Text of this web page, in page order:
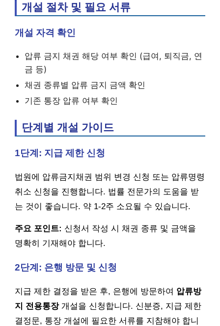
개설 절차 및 필요 서류
개설 자격 확인
압류 금지 채권 해당 여부 확인 (급여, 퇴직금, 연
금 등)
채권 종류별 압류 금지 금액 확인
기존 통장 압류 여부 확인
단계별 개설 가이드
1단계: 지급 제한 신청
법원에 압류금지채권 범위 변경 신청 또는 압류명령
취소 신청을 진행합니다. 법률 전문가의 도움을 받
는 것이 좋습니다. 약 1-2주 소요될 수 있습니다.
주요 포인트: 신청서 작성 시 채권 종류 및 금액을
명확히 기재해야 합니다.
2단계: 은행 방문 및 신청
지급 제한 결정을 받은 후, 은행에 방문하여 압류방
지 전용통장개설을 신청합니다. 신분증, 지급 제한
결정문, 통장 개설에 필요한 서류를 지참해야 합니